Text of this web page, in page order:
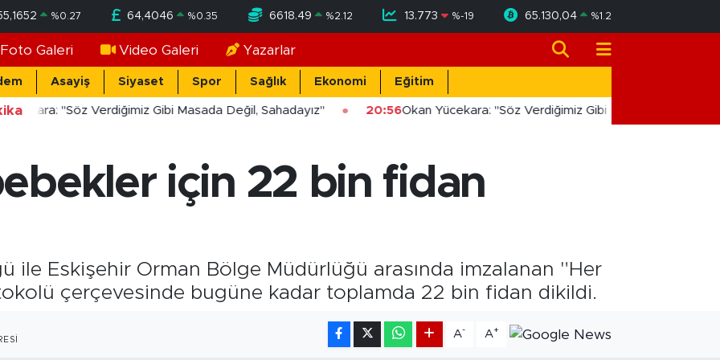
%0.27 64,4046 %0.35 6618.49 %2.12 13.773 %-19 65.130,04 %1.2
Foto Galeri Video Galeri Yazarlar
Asayiş Siyaset Spor Sağlık Ekonomi Eğitim
"Söz Verdiğimiz Gibi Masada Değil, Sahadayız" 20:56Okan Yücekara: "Söz Verdiğimiz Gibi Masada Değil,
için 22 bin fidan
ile Eskişehir Orman Bölge Müdürlüğü arasında imzalanan "Her
çerçevesinde bugüne kadar toplamda 22 bin fidan dikildi.
A- A+